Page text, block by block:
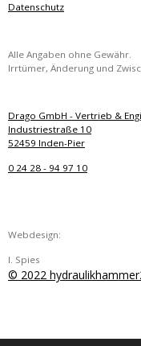
Datenschutz
Alle Angaben ohne Gewähr.
Irrtümer, Änderung und
Drago GmbH - Vertrieb &
Industriestraße 10
52459 Inden-Pier
0 24 28 - 94 97 10
Webdesign:
I. Spies
© 2022